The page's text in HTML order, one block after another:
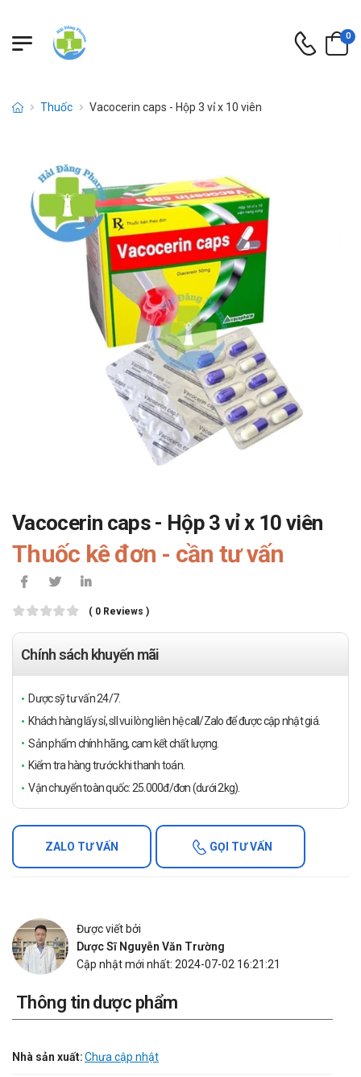
0
Thuốc Vacocerin caps - Hộp 3 vỉ x 10 viên
Vacocerin caps - Hộp 3 vỉ x 10 viên
Thuốc kê đơn - cần tư vấn
( 0 Reviews )
Chính sách khuyến mãi
Dược sỹ tư vấn 24/7.
Khách hàng lấy sỉ, sll vui lòng liên hệ call/Zalo để được cập nhật giá.
Sản phẩm chính hãng, cam kết chất lượng.
Kiểm tra hàng trước khi thanh toán.
Vận chuyển toàn quốc: 25.000đ/đơn (dưới 2kg).
ZALO TƯ VẤN GỌI TƯ VẤN
Được viết bởi
Dược Sĩ Nguyễn Văn Trường
Cập nhật mới nhất: 2024-07-02 16:21:21
Thông tin dược phẩm
Nhà sản xuất:Chưa cập nhật